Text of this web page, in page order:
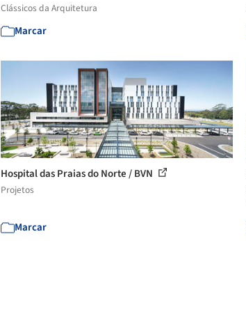
Clássicos da Arquitetura
Marcar
Hospital das Praias do Norte / BVN
Projetos
Marcar